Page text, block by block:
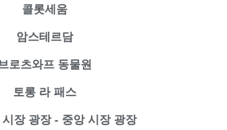
콜롯세움
암스테르담
로츠와프 동물원
토롱 라 패스
시장 광장 - 중앙 시장 광장